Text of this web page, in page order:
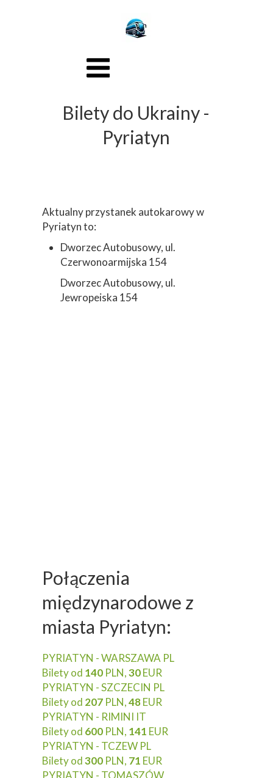
Aktualny przystanek autokarowy w
Pyriatyn to:
Dworzec Autobusowy, ul.
Czerwonoarmijska 154
Dworzec Autobusowy, ul.
Jewropeiska 154
Połączenia
międzynarodowe z
miasta Pyriatyn:
PYRIATYN - WARSZAWA PL
Bilety od 140 PLN,30EUR
PYRIATYN - SZCZECIN PL
Bilety od 207 PLN,48EUR
PYRIATYN - RIMINI IT
Bilety od 600 PLN, 141 EUR
PYRIATYN - TCZEW PL
Bilety od300 PLN, 71 EUR
PYRIATYN - TOMASZÓW
Bilety do Ukrainy -
Pyriatyn